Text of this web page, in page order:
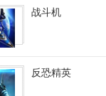
战斗机
反恐精英